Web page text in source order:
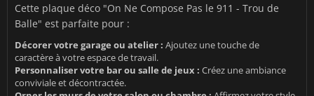
Cette plaque déco "On Ne Compose Pas le 911 - Trou de
Balle" est parfaite pour :
Décorer votre garage ou atelier : Ajoutez une touche de
caractère à votre espace de travail.
Personnaliser votre bar ou salle de jeux : Créez une ambiance
conviviale et décontractée.